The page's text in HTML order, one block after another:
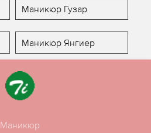
Маникюр Гузар
Маникюр Янгиер
Маникюр